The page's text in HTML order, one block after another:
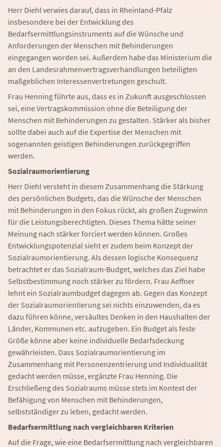
Herr Diehl verwies darauf, dass in Rheinland-Pfalz
insbesondere bei der Entwicklung des
Bedarfsermittlungsinstruments auf die Wünsche und
Anforderungen der Menschen mit Behinderungen
eingegangen worden sei. Außerdem habe das Ministerium die
an den Landesrahmenvertragsverhandlungen beteiligten
maßgeblichen Interessenvertretungen geschult.
Frau Henning führte aus, dass es in Zukunft ausgeschlossen
sei, eine Vertragskommission ohne die Beteiligung der
Menschen mit Behinderungen zu gestalten. Stärker als bisher
sollte dabei auch auf die Expertise der Menschen mit
sogenannten geistigen Behinderungen zurückgegriffen
werden.
Sozialraumorientierung
Herr Diehl versteht in diesem Zusammenhang die Stärkung
des persönlichen Budgets, das die Wünsche der Menschen
mit Behinderungen in den Fokus rückt, als großen Zugewinn
für die Leistungsberechtigten. Dieses Thema hätte seiner
Meinung nach stärker forciert werden können. Großes
Entwicklungspotenzial sieht er zudem beim Konzept der
Sozialraumorientierung. Als dessen logische Konsequenz
betrachtet er das Sozialraum-Budget, welches das Ziel habe
Selbstbestimmung noch stärker zu fördern. Frau Aeffner
lehnt ein Sozialraumbudget dagegen ab. Gegen das Konzept
der Sozialraumorientierung sei nichts einzuwenden, da es
dazu führen könne, versäultes Denken in den Haushalten der
Länder, Kommunen etc. aufzugeben. Ein Budget als feste
Größe könne aber keine individuelle Bedarfsdeckung
gewährleisten. Dass Sozialraumorientierung im
Zusammenhang mit Personenzentrierung und Individualität
gedacht werden müsse, ergänzte Frau Henning. Die
Erschließeng des Sozialraums müsse stets im Kontext der
Befähigung von Menschen mit Behinderungen,
selbstständiger zu leben, gedacht werden.
Bedarfsermittlung nach vergleichbaren Kriterien
Auf die Frage, wie eine Bedarfsermittlung nach vergleichbaren